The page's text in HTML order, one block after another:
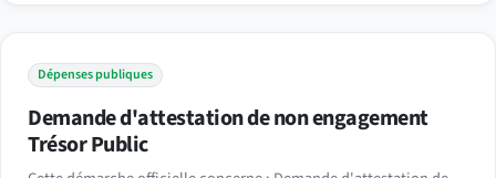
Dépenses publiques
Demande d'attestation de non engagement
Trésor Public